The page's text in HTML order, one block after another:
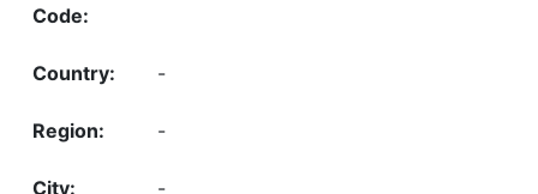
-
-
-